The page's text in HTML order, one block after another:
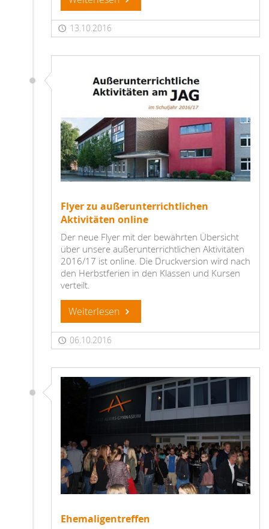
13.10.2016
Flyer zu außerunterrichtlichen
Aktivitäten online
Der neue Flyer mit der bewährten Übersicht
über unsere außerunterrichtlichen Aktivitäten
2016/17 ist online. Die Druckversion wird nach
den Herbstferien in den Klassen und Kursen
verteilt.
Weiterlesen
06.10.2016
Ehemaligentreffen